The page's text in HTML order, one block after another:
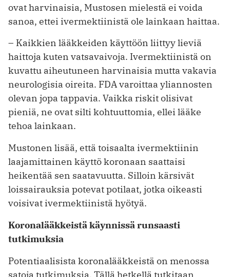
ovat harvinaisia, Mustosen mielestä ei voida
sanoa, ettei ivermek­tiinistä ole lainkaan haittaa.
– Kaikkien lääkkeiden käyttöön liittyy lieviä
haittoja kuten vatsavaivoja. Ivermektiinistä on
kuvattu aiheutuneen harvinaisia mutta vakavia
neurologisia oireita. FDA varoittaa yliannosten
olevan jopa tappavia. Vaikka riskit olisivat
pieniä, ne ovat silti kohtuuttomia, ellei lääke
tehoa lainkaan.
Mustonen lisää, että toisaalta ivermektiinin
laajamittainen käyttö koronaan saattaisi
heikentää sen saatavuutta. Silloin kärsivät
loissairauksia potevat potilaat, jotka oikeasti
voisivat ivermektiinistä hyötyä.
Koronalääkkeistä käynnissä runsaasti
tutkimuksia
Potentiaalisista koronalääkkeistä on ­menossa